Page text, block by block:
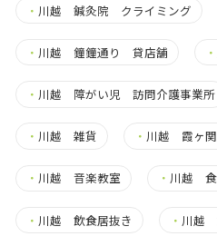
・ 川越 鍼灸院 クライミング
・ 川越 鐘鐘通り 貸店舗 ・
・ 川越 障がい児 訪問介護事業所
・ 川越 雑貨 ・ 川越 霞ヶ
・ 川越 音楽教室 ・ 川越
・ 川越 飲食居抜き ・ 川越